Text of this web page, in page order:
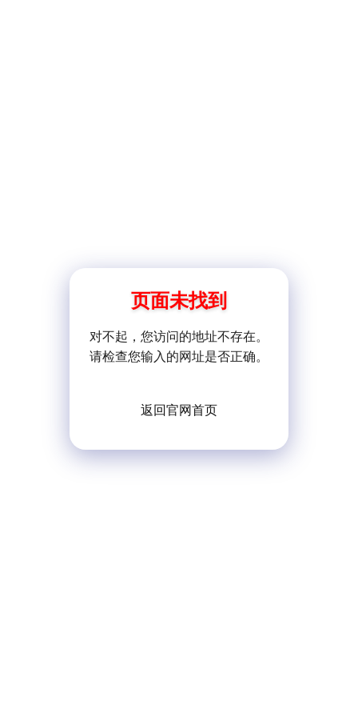
页面未找到
对不起，您访问的地址不存在。
请检查您输入的网址是否正确。
返回官网首页